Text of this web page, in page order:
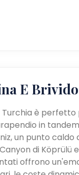
E Brivido
è
in
un punto caldo
di Köprülü
offrono